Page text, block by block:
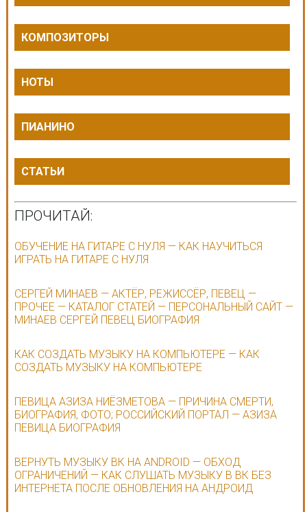
КОМПОЗИТОРЫ
НОТЫ
ПИАНИНО
СТАТЬИ
ПРОЧИТАЙ:
ОБУЧЕНИЕ НА ГИТАРЕ С НУЛЯ — КАК НАУЧИТЬСЯ
ИГРАТЬ НА ГИТАРЕ С НУЛЯ
СЕРГЕЙ МИНАЕВ — АКТЁР, РЕЖИССЁР, ПЕВЕЦ —
ПРОЧЕЕ — КАТАЛОГ СТАТЕЙ — ПЕРСОНАЛЬНЫЙ САЙТ —
МИНАЕВ СЕРГЕЙ ПЕВЕЦ БИОГРАФИЯ
КАК СОЗДАТЬ МУЗЫКУ НА КОМПЬЮТЕРЕ — КАК
СОЗДАТЬ МУЗЫКУ НА КОМПЬЮТЕРЕ
ПЕВИЦА АЗИЗА НИЁЗМЕТОВА — ПРИЧИНА СМЕРТИ,
БИОГРАФИЯ, ФОТО; РОССИЙСКИЙ ПОРТАЛ — АЗИЗА
ПЕВИЦА БИОГРАФИЯ
ВЕРНУТЬ МУЗЫКУ ВК НА ANDROID — ОБХОД
ОГРАНИЧЕНИЙ — КАК СЛУШАТЬ МУЗЫКУ В ВК БЕЗ
ИНТЕРНЕТА ПОСЛЕ ОБНОВЛЕНИЯ НА АНДРОИД